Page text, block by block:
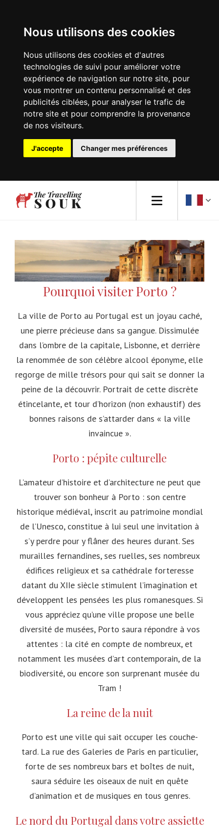
Nous utilisons des cookies
Nous utilisons des cookies et d'autres
technologies de suivi pour améliorer votre
expérience de navigation sur notre site, pour
vous montrer un contenu personnalisé et des
publicités ciblées, pour analyser le trafic de
notre site et pour comprendre la provenance
de nos visiteurs.
J'accepte Changer mes préférences
Blog
Europe
Afrique
Asie
Amérique du Nord
Océanie
Pourquoi visiter Porto ?
La ville de Porto au Portugal est un joyau caché,
une pierre précieuse dans sa gangue. Dissimulée
dans l’ombre de la capitale, Lisbonne, et derrière
la renommée de son célèbre alcool éponyme, elle
regorge de mille trésors pour qui sait se donner la
peine de la découvrir. Portrait de cette discrète
étincelante, et tour d’horizon (non exhaustif) des
bonnes raisons de s’attarder dans « la ville
invaincue ».
Porto : pépite culturelle
L’amateur d’histoire et d’architecture ne peut que
trouver son bonheur à Porto : son centre
historique médiéval, inscrit au patrimoine mondial
de l’Unesco, constitue à lui seul une invitation à
s’y perdre pour y flâner des heures durant. Ses
murailles fernandines, ses ruelles, ses nombreux
édifices religieux et sa cathédrale forteresse
datant du XIIe siècle stimulent l’imagination et
développent les pensées les plus romanesques. Si
vous appréciez qu’une ville propose une belle
diversité de musées, Porto saura répondre à vos
attentes : la cité en compte de nombreux, et
notamment les musées d’art contemporain, de la
biodiversité, ou encore son surprenant musée du
Tram !
La reine de la nuit
Porto est une ville qui sait occuper les couche-
tard. La rue des Galeries de Paris en particulier,
forte de ses nombreux bars et boîtes de nuit,
saura séduire les oiseaux de nuit en quête
d’animation et de musiques en tous genres.
Le nord du Portugal dans votre assiette